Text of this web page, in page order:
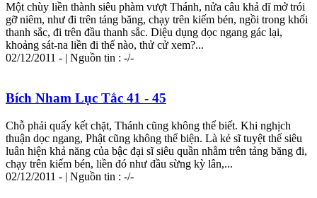
Một chùy liền thành siêu phàm vượt Thánh, nửa câu khả dĩ mở trói
gỡ niêm, như đi trên tảng băng, chạy trên kiếm bén, ngồi trong khối
thanh sắc, đi trên đầu thanh sắc. Diệu dụng dọc ngang gác lại,
khoảng sát-na liền đi thế nào, thử cử xem?...
02/12/2011 - | Nguồn tin : -/-
Bích Nham Lục Tắc 41 - 45
Chỗ phải quấy kết chặt, Thánh cũng không thể biết. Khi nghịch
thuận dọc ngang, Phật cũng không thể biện. Là kẻ sĩ tuyệt thế siêu
luân hiện khả năng của bậc đại sĩ siêu quần nhằm trên tảng băng đi,
chạy trên kiếm bén, liền đó như đầu sừng kỳ lân,...
02/12/2011 - | Nguồn tin : -/-